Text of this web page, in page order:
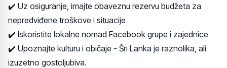
✔️ Uz osiguranje, imajte obaveznu rezervu budžeta za
nepredviđene troškove i situacije
✔️ Iskoristite lokalne nomad Facebook grupe i zajednice
✔️ Upoznajte kulturu i običaje - Šri Lanka je raznolika, ali
izuzetno gostoljubiva.